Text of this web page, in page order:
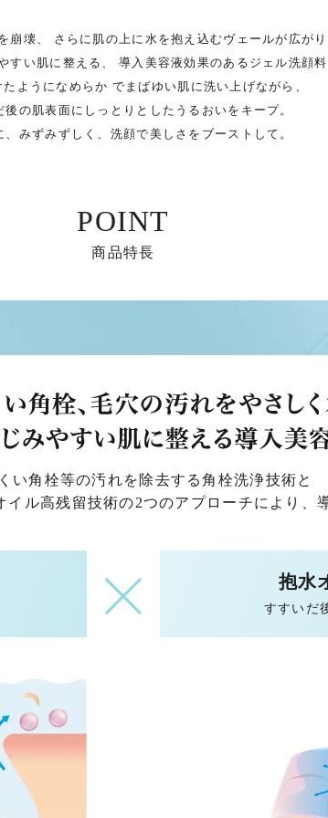
崩壊、
さらに肌の上に水を抱え込むヴェールが広が
すい肌に整える、
導入美容液効果のあるジェル洗顔
ようになめらか でまばゆい肌に洗い上げながら、
後の肌表面にしっとりとしたうるおいをキープ。
、みずみずしく、洗顔で美しさをブーストして。
POINT
商品特長
い角栓等の汚れを除去する角栓洗浄技術と
ル高残留技術の2つのアプローチにより、
抱水
すすいだ